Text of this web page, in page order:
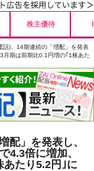
株主優待
話)、14期連続の「増配」を発表
期は前期比0.1円増の｢1株あた
配」を発表し、
4.3倍に増加、
たり5.2円｣に